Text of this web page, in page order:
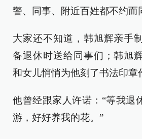
警、同事、附近百姓都不约而
大家还不知道，韩旭辉亲手
备退休时送给同事们；韩旭
和女儿悄悄为他刻了书法印章
他曾经跟家人许诺：“等我退
游，好好养我的花。”